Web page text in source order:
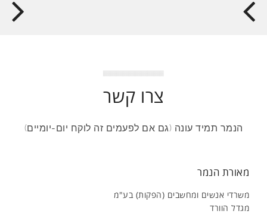
צרו קשר
הנמר תמיד עונה (גם אם לפעמים זה לוקח יום-יומיים)
מאורת הנמר
משרדי אנשים ומחשבים (הפקות) בע"מ
מגדל הוורד